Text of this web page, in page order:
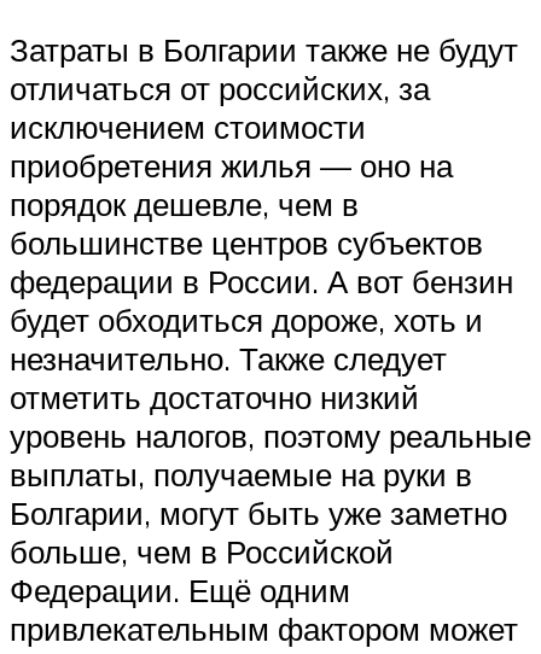
Затраты в Болгарии также не будут
отличаться от российских, за
исключением стоимости
приобретения жилья — оно на
порядок дешевле, чем в
большинстве центров субъектов
федерации в России. А вот бензин
будет обходиться дороже, хоть и
незначительно. Также следует
отметить достаточно низкий
уровень налогов, поэтому реальные
выплаты, получаемые на руки в
Болгарии, могут быть уже заметно
больше, чем в Российской
Федерации. Ещё одним
привлекательным фактором может